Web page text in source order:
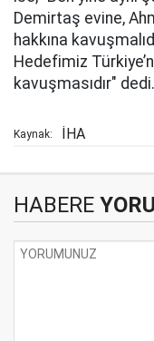
Demirtaş evine,
hakkına
Hedefimiz
kavuşmasıdır" dedi.
Kaynak: İHA
HABERE